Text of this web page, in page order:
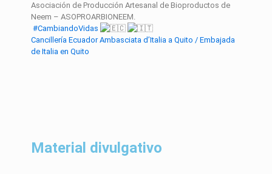
Asociación de Producción Artesanal de Bioproductos de
Neem – ASOPROARBIONEEM.
#CambiandoVidas
Cancillería Ecuador Ambasciata d’Italia a Quito / Embajada
de Italia en Quito
Material divulgativo